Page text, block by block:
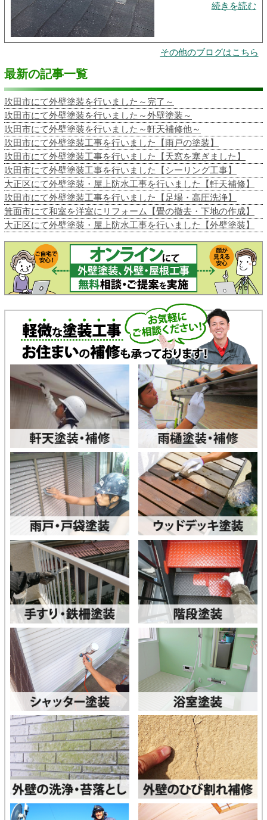
続きを読む
その他のブログはこちら
最新の記事一覧
吹田市にて外壁塗装を行いました～完了～
吹田市にて外壁塗装を行いました～外壁塗装～
吹田市にて外壁塗装を行いました～軒天補修他～
吹田市にて外壁塗装工事を行いました【雨戸の塗装】
吹田市にて外壁塗装工事を行いました【天窓を塞ぎました】
吹田市にて外壁塗装工事を行いました【シーリング工事】
大正区にて外壁塗装・屋上防水工事を行いました【軒天補修】
吹田市にて外壁塗装工事を行いました【足場・高圧洗浄】
箕面市にて和室を洋室にリフォーム【畳の撤去・下地の作成】
大正区にて外壁塗装・屋上防水工事を行いました【外壁塗装】